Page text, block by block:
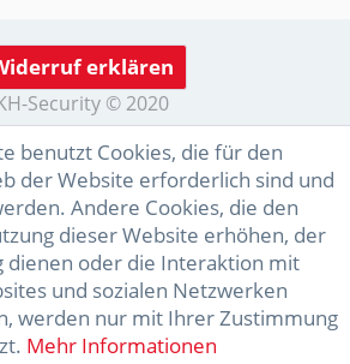
erklären
Security © 2020
benutzt Cookies, die für den
der Website erforderlich sind und
Andere Cookies, die den
dieser Website erhöhen, der
dienen oder die Interaktion mit
und sozialen Netzwerken
werden nur mit Ihrer Zustimmung
Mehr Informationen